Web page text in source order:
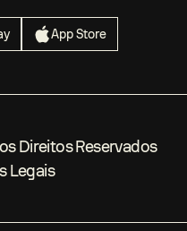
App Store
Direitos Reservados
Legais